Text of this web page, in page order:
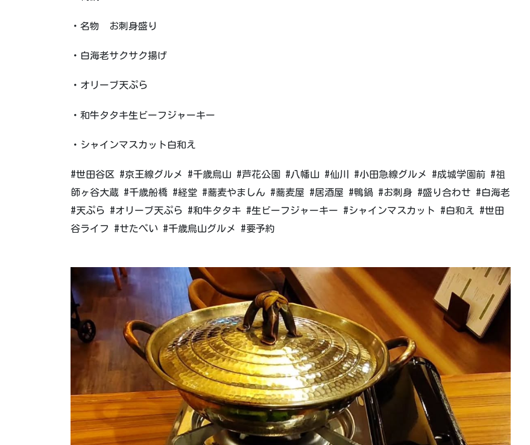
・名物 お刺身盛り
・白海老サクサク揚げ
・オリーブ天ぷら
・和牛タタキ生ビーフジャーキー
・シャインマスカット白和え
#世田谷区 #京王線グルメ #千歳烏山 #芦花公園 #八幡山 #仙川 #小田急線グルメ #成城学園前 #祖
師ヶ谷大蔵 #千歳船橋 #経堂 #蕎麦やましん #蕎麦屋 #居酒屋 #鴨鍋 #お刺身 #盛り合わせ #白海老
#天ぷら #オリーブ天ぷら #和牛タタキ #生ビーフジャーキー #シャインマスカット #白和え #世田
谷ライフ #せたぺい #千歳烏山グルメ #要予約